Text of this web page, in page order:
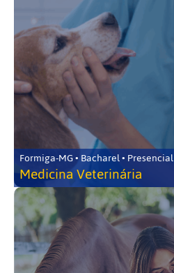
Formiga-MG • Bacharel • Presencial
Medicina Veterinária